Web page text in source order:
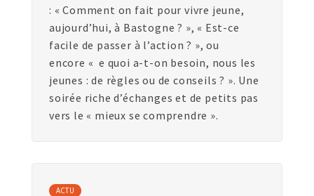
: « Comment on fait pour vivre jeune,
aujourd’hui, à Bastogne ? », « Est-ce
facile de passer à l’action ? », ou
encore « e quoi a-t-on besoin, nous les
jeunes : de règles ou de conseils ? ». Une
soirée riche d’échanges et de petits pas
vers le « mieux se comprendre ».
ACTU